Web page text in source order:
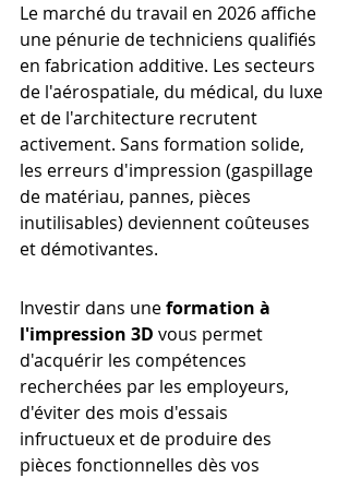
Le marché du travail en 2026 affiche
une pénurie de techniciens qualifiés
en fabrication additive. Les secteurs
de l'aérospatiale, du médical, du luxe
et de l'architecture recrutent
activement. Sans formation solide,
les erreurs d'impression (gaspillage
de matériau, pannes, pièces
inutilisables) deviennent coûteuses
et démotivantes.
Investir dans une formation à
l'impression 3D vous permet
d'acquérir les compétences
recherchées par les employeurs,
d'éviter des mois d'essais
infructueux et de produire des
pièces fonctionnelles dès vos